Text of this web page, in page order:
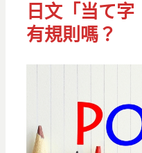
日文「当て
有規則嗎？